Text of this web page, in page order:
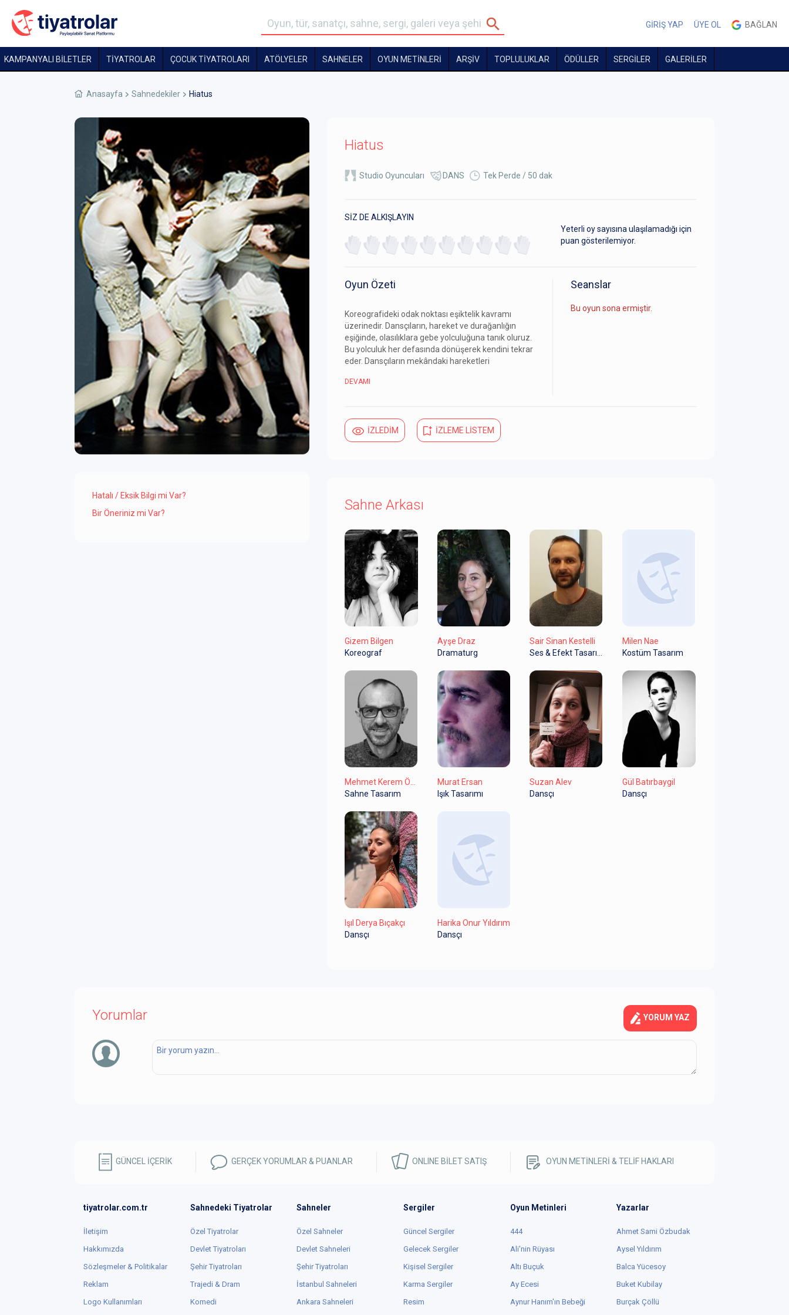
GİRİŞ YAP ÜYE OL BAĞLAN
KAMPANYALI BİLETLER TİYATROLAR ÇOCUK TIYATROLARI ATÖLYELER SAHNELER OYUN METİNLERİ ARŞİV TOPLULUKLAR ÖDÜLLER SERGİLER GALERİLER
Anasayfa Sahnedekiler Hiatus
Hatalı / Eksik Bilgi mi Var?
Bir Öneriniz mi Var?
Hiatus
Studio Oyuncuları DANS Tek Perde / 50 dak
SİZ DE ALKIŞLAYIN
Yeterli oy sayısına ulaşılamadığı için
puan gösterilemiyor.
Oyun Özeti
Koreografideki odak noktası eşiktelik kavramı
üzerinedir. Dansçıların, hareket ve durağanlığın
eşiğinde, olasılıklara gebe yolculuğuna tanık oluruz.
Bu yolculuk her defasında dönüşerek kendini tekrar
eder. Dansçıların mekândaki hareketleri
DEVAMI
Seanslar
Bu oyun sona ermiştir.
İZLEDİM İZLEME LİSTEM
Sahne Arkası
Gizem Bilgen
Koreograf
Ayşe Draz
Dramaturg
Sair Sinan Kestelli
Ses & Efekt Tasarım
Milen Nae
Kostüm Tasarım
Mehmet Kerem Özel
Sahne Tasarım
Murat Ersan
Işık Tasarımı
Suzan Alev
Dansçı
Gül Batırbaygil
Dansçı
Işıl Derya Bıçakçı
Dansçı
Harika Onur Yıldırım
Dansçı
Yorumlar YORUM YAZ
GÜNCEL İÇERİK GERÇEK YORUMLAR & PUANLAR ONLINE BİLET SATIŞ OYUN METİNLERİ & TELİF HAKLARI
tiyatrolar.com.tr
İletişim
Hakkımızda
Sözleşmeler & Politikalar
Reklam
Logo Kullanımları
Sahnedeki Tiyatrolar
Özel Tiyatrolar
Devlet Tiyatroları
Şehir Tiyatroları
Trajedi & Dram
Komedi
Sahneler
Özel Sahneler
Devlet Sahneleri
Şehir Tiyatroları
İstanbul Sahneleri
Ankara Sahneleri
Sergiler
Güncel Sergiler
Gelecek Sergiler
Kişisel Sergiler
Karma Sergiler
Resim
Oyun Metinleri
444
Ali'nin Rüyası
Altı Buçuk
Ay Ecesi
Aynur Hanım'ın Bebeği
Yazarlar
Ahmet Sami Özbudak
Aysel Yıldırım
Balca Yücesoy
Buket Kubilay
Burçak Çöllü